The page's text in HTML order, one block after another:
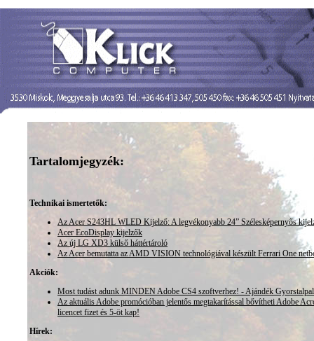
Tartalomjegyzék:
Technikai ismertetők:
Az Acer S243HL WLED Kijelző: A legvékonyabb 24” Szélesképernyős
Acer EcoDisplay kijelzők
Az új LG XD3 külső háttértároló
Az Acer bemutatta az AMD VISION technológiával készült Ferrari One
Akciók:
Most tudást adunk MINDEN Adobe CS4 szoftverhez! - Ajándék
Az aktuális Adobe promócióban jelentős megtakarítással bővítheti Adobe
licencet fizet és 5-öt kap!
Hírek: